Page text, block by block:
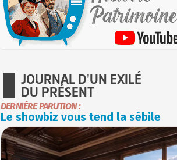
JOURNAL D'UN EXILÉ
DU PRÉSENT
DERNIÈRE PARUTION :
Le showbiz vous tend la sébile